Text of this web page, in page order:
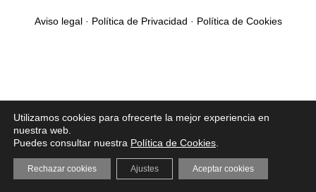
Aviso legal· Política de Privacidad · Política de Cookies
Utilizamos cookies para ofrecerte la mejor experiencia en
nuestra web.
Puedes consultar nuestra Política de Cookies
Aceptar cookies
Rechazar cookies Ajustes